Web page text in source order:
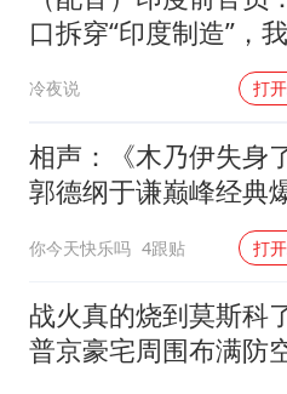
口拆穿“印度制造”，
只有组装能力，算不
正的工业制造
冷夜说 打
相声：《木乃伊失身
郭德纲于谦巅峰经典
你今天快乐吗 4跟贴 打
战火真的烧到莫斯科
普京豪宅周围布满防